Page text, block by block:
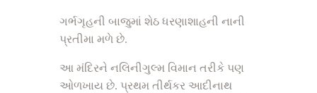
ગર્ભગૃહની બાજુમાં શેઠ ધરણાશાહની નાની
પ્રતીમા મળે છે.
આ મંદિરને નલિનીગુલ્મ વિમાન તરીકે પણ
ઓળખાય છે. પ્રથમ તીર્થકર આદીનાથ